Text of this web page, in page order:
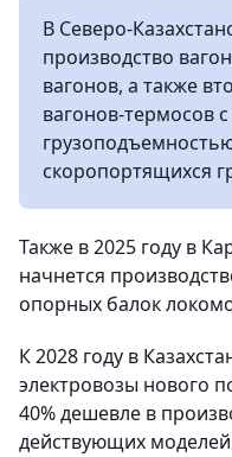
В Северо-
производство
вагонов, а также
вагонов-термосов
скоропортящихся
Также в 2025 году в
начнется
опорных балок
К 2028 году в
электровозы нового
40% дешевле в
действующих